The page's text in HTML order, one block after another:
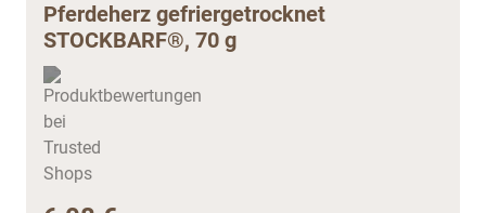
Pferdeherz gefriergetrocknet
STOCKBARF®, 70 g